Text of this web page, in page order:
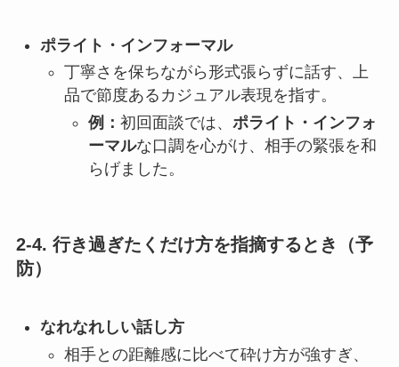
ポライト・インフォーマル
丁寧さを保ちながら形式張らずに話す、上
品で節度あるカジュアル表現を指す。
例： 初回面談では、 ポライト・インフォ
ーマルな口調を心がけ、相手の緊張を和
らげました。
2-4. 行き過ぎたくだけ方を指摘するとき（予
防）
なれなれしい話し方
相手との距離感に比べて砕け方が強すぎ、